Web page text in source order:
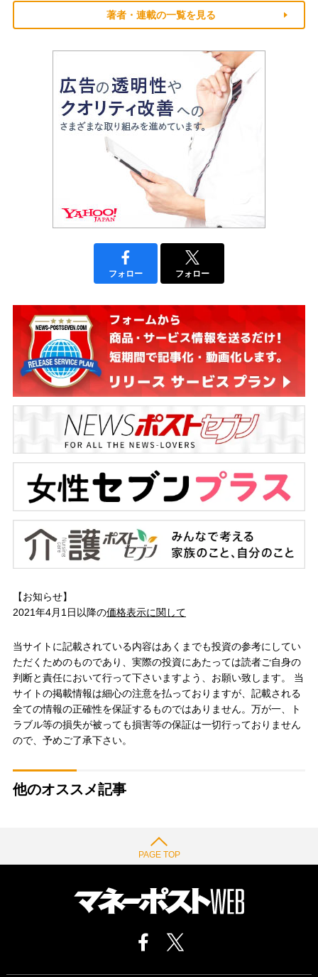
著者・連載の一覧を見る
フォロー フォロー
【お知らせ】
2021年4月1日以降の価格表示に関して
当サイトに記載されている内容はあくまでも投資の参考にしてい
ただくためのものであり、実際の投資にあたっては読者ご自身の
判断と責任において行って下さいますよう、お願い致します。 当
サイトの掲載情報は細心の注意を払っておりますが、記載される
全ての情報の正確性を保証するものではありません。万が一、ト
ラブル等の損失が被っても損害等の保証は一切行っておりません
ので、予めご了承下さい。
他のオススメ記事
PAGE TOP